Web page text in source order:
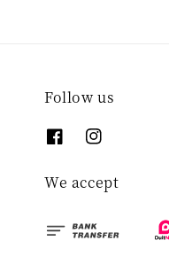
Follow us
We accept